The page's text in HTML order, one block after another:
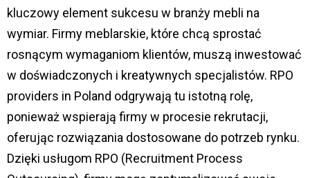
kluczowy element sukcesu w branży mebli na
wymiar. Firmy meblarskie, które chcą sprostać
rosnącym wymaganiom klientów, muszą inwestować
w doświadczonych i kreatywnych specjalistów. RPO
providers in Poland odgrywają tu istotną rolę,
ponieważ wspierają firmy w procesie rekrutacji,
oferując rozwiązania dostosowane do potrzeb rynku.
Dzięki usługom RPO (Recruitment Process